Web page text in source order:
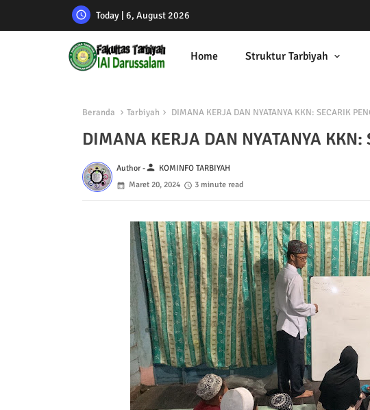
Today | 6, August 2026
Home Struktur Tarbiyah
Beranda Tarbiyah DIMANA KERJA DAN NYATANYA KKN: SECARIK
DIMANA KERJA DAN NYATANYA
Author -person KOMINFO TARBIYAH
Maret 20, 2024
3 minute read